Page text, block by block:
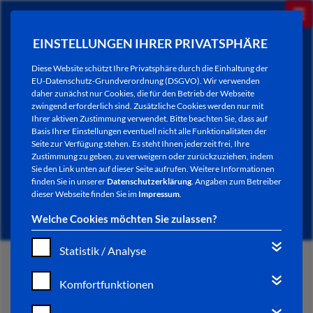
EINSTELLUNGEN IHRER PRIVATSPHÄRE
Diese Website schützt Ihre Privatsphäre durch die Einhaltung der
EU-Datenschutz-Grundverordnung (DSGVO). Wir verwenden
daher zunächst nur Cookies, die für den Betrieb der Webseite
zwingend erforderlich sind. Zusätzliche Cookies werden nur mit
Ihrer aktiven Zustimmung verwendet. Bitte beachten Sie, dass auf
Basis Ihrer Einstellungen eventuell nicht alle Funktionalitäten der
Seite zur Verfügung stehen. Es steht Ihnen jederzeit frei, Ihre
Zustimmung zu geben, zu verweigern oder zurückzuziehen, indem
Sie den Link unten auf dieser Seite aufrufen. Weitere Informationen
finden Sie in unsererDatenschutzerklärung. Angaben zum Betreiber
dieser Webseite finden Sie im Impressum.
Welche Cookies möchten Sie zulassen?
Statistik / Analyse
Komfortfunktionen
AKTUELLES
START